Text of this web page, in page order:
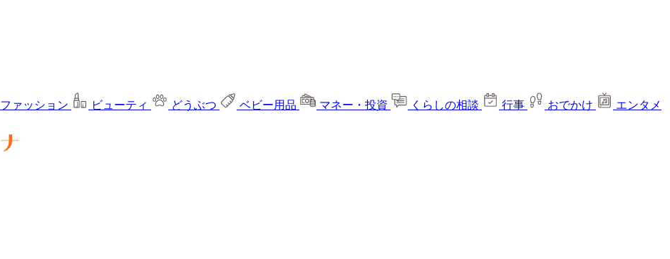
ファッション ビューティ どうぶつ ベビー用品 マネー・投資 くらしの相談 行事 おでかけ
エンタメ